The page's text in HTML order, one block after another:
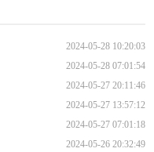
2024-05-28 10:20:03
2024-05-28 07:01:54
2024-05-27 20:11:46
2024-05-27 13:57:12
2024-05-27 07:01:18
2024-05-26 20:32:49